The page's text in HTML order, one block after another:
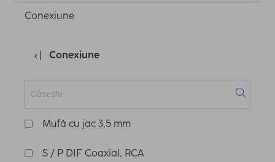
Conexiune
Conexiune
Mufă cu jac 3,5 mm
S / P DIF Coaxial, RCA